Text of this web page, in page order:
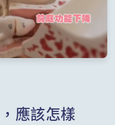
應該怎樣